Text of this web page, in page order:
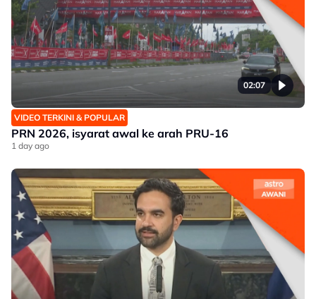
02:07
VIDEO TERKINI & POPULAR
PRN 2026, isyarat awal ke arah PRU-16
1 day ago